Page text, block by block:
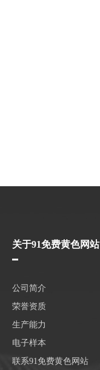
关于91免费黄色网站
公司简介
荣誉资质
生产能力
电子样本
联系91免费黄色网站